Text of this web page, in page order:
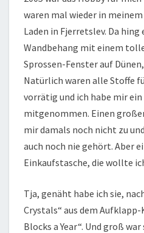
waren mal wieder in
Laden in Fjerretslev. Da
Wandbehang mit einem
Sprossen-Fenster auf
Natürlich waren alle Stoffe
vorrätig und ich habe mir
mitgenommen. Einen
mir damals noch nicht zu
auch noch nie gehört. Aber
Einkaufstasche, die wollte
Tja, genäht habe ich sie,
Crystals“ aus dem
Blocks a Year“. Und groß